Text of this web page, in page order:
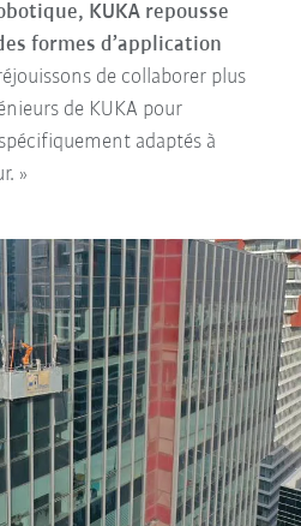
KUKA repousse
formes d’application
de collaborer plus
de KUKA pour
adaptés à
»